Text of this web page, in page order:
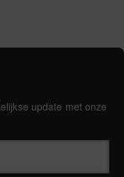
update met onze